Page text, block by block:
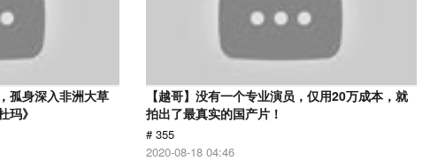
孤身深入非洲大草
玛》
【越哥】没有一个专业演员，仅用20万成本，就
拍出了最真实的国产片！
# 355
2020-08-18 04:46